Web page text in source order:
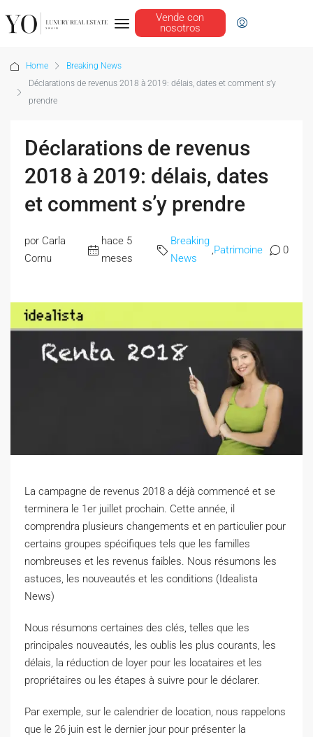
Vende con
nosotros
Home
Breaking News
Déclarations de revenus 2018 à 2019: délais, dates et comment s’y
prendre
Déclarations de revenus
2018 à 2019: délais, dates
et comment s’y prendre
por Carla
Cornu
hace 5
meses
Breaking
News
Patrimoine 0
La campagne de revenus 2018 a déjà commencé et se
terminera le 1er juillet prochain. Cette année, il
comprendra plusieurs changements et en particulier pour
certains groupes spécifiques tels que les familles
nombreuses et les revenus faibles. Nous résumons les
astuces, les nouveautés et les conditions (Idealista
News)
Nous résumons certaines des clés, telles que les
principales nouveautés, les oublis les plus courants, les
délais, la réduction de loyer pour les locataires et les
propriétaires ou les étapes à suivre pour le déclarer.
Par exemple, sur le calendrier de location, nous rappelons
que le 26 juin est le dernier jour pour présenter la